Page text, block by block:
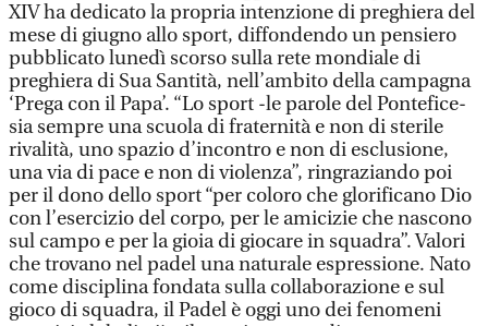
XIV ha dedicato la propria intenzione di preghiera del
mese di giugno allo sport, diffondendo un pensiero
pubblicato lunedì scorso sulla rete mondiale di
preghiera di Sua Santità, nell’ambito della campagna
‘Prega con il Papa’. “Lo sport -le parole del Pontefice-
sia sempre una scuola di fraternità e non di sterile
rivalità, uno spazio d’incontro e non di esclusione,
una via di pace e non di violenza”, ringraziando poi
per il dono dello sport “per coloro che glorificano Dio
con l’esercizio del corpo, per le amicizie che nascono
sul campo e per la gioia di giocare in squadra”. Valori
che trovano nel padel una naturale espressione. Nato
come disciplina fondata sulla collaborazione e sul
gioco di squadra, il Padel è oggi uno dei fenomeni